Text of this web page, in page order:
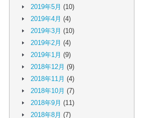
2019年5月 (10)
2019年4月 (4)
2019年3月 (10)
2019年2月 (4)
2019年1月 (9)
2018年12月 (9)
2018年11月 (4)
2018年10月 (7)
2018年9月 (11)
2018年8月 (7)